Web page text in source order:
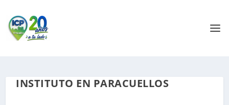
INSTITUTO EN PARACUELLOS